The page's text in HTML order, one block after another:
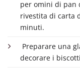
per omini di pan
rivestita di carta
minuti.
Preparare una
decorare i